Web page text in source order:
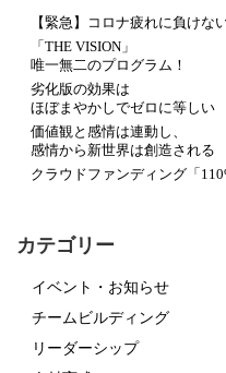
【緊急】コロナ疲れに負けな
「THE VISION」
唯一無二のプログラム！
劣化版の効果は
ほぼまやかしでゼロに等しい
価値観と感情は連動し、
感情から新世界は創造される
クラウドファンディング「
カテゴリー
イベント・お知らせ
チームビルディング
リーダーシップ